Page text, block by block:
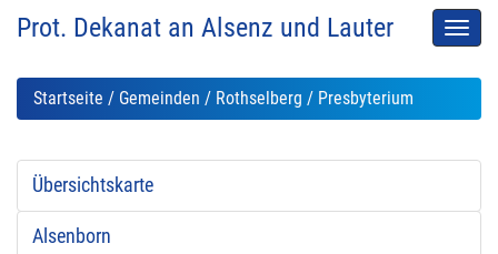
Prot. Dekanat an Alsenz und Lauter
Startseite / Gemeinden / Rothselberg / Presbyterium
Übersichtskarte
Alsenborn